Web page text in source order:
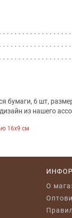
бумаги, 6 шт,
из нашего
16x9 см
O